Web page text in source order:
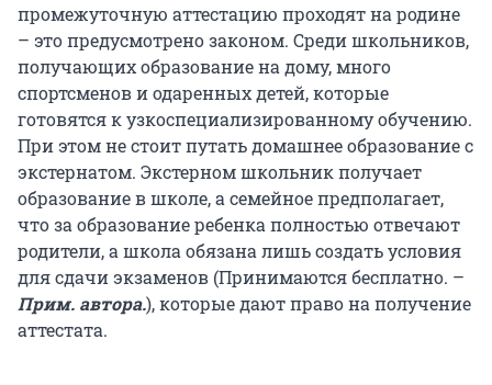
промежуточную аттестацию проходят на родине
– это предусмотрено законом. Среди школьников,
получающих образование на дому, много
спортсменов и одаренных детей, которые
готовятся к узкоспециализированному обучению.
При этом не стоит путать домашнее образование с
экстернатом. Экстерном школьник получает
образование в школе, а семейное предполагает,
что за образование ребенка полностью отвечают
родители, а школа обязана лишь создать условия
для сдачи экзаменов (Принимаются бесплатно. –
Прим. автора.), которые дают право на получение
аттестата.